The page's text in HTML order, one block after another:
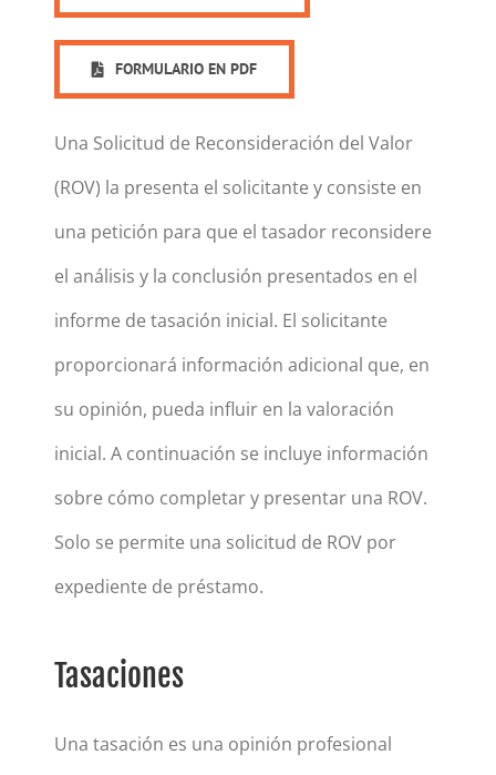
FORMULARIO EN PDF
Una Solicitud de Reconsideración del Valor
(ROV) la presenta el solicitante y consiste en
una petición para que el tasador reconsidere
el análisis y la conclusión presentados en el
informe de tasación inicial. El solicitante
proporcionará información adicional que, en
su opinión, pueda influir en la valoración
inicial. A continuación se incluye información
sobre cómo completar y presentar una ROV.
Solo se permite una solicitud de ROV por
expediente de préstamo.
Tasaciones
Una tasación es una opinión profesional